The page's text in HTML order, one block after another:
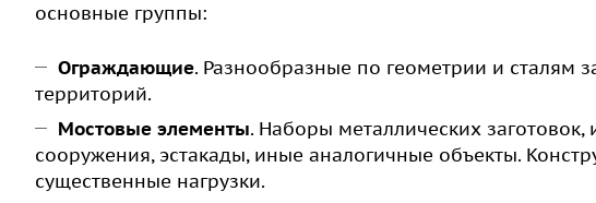
основные группы:
Ограждающие. Разнообразные по геометрии и сталям
территорий.
Мостовые элементы. Наборы металлических
сооружения, эстакады, иные аналогичные объекты.
существенные нагрузки.